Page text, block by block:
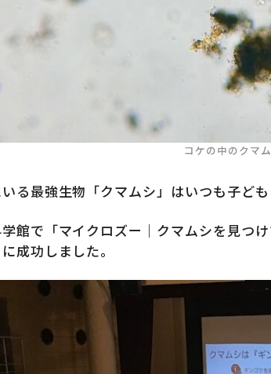
コケの中のクマ
る最強生物「クマムシ」はいつも子ども
館で「マイクロズー｜クマムシを見つ
成功しました。